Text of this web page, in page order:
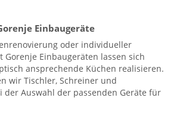
Einbaugeräte
oder individueller
Gorenje Einbaugeräten lassen sich
ansprechende Küchen realisieren.
wir Tischler, Schreiner und
der Auswahl der passenden Geräte für